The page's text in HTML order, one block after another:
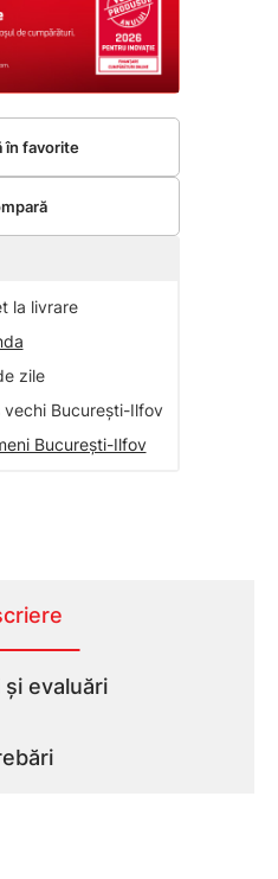
la livrare
zile
vechi București-Ilfov
București-Ilfov
în favorite
și evaluări